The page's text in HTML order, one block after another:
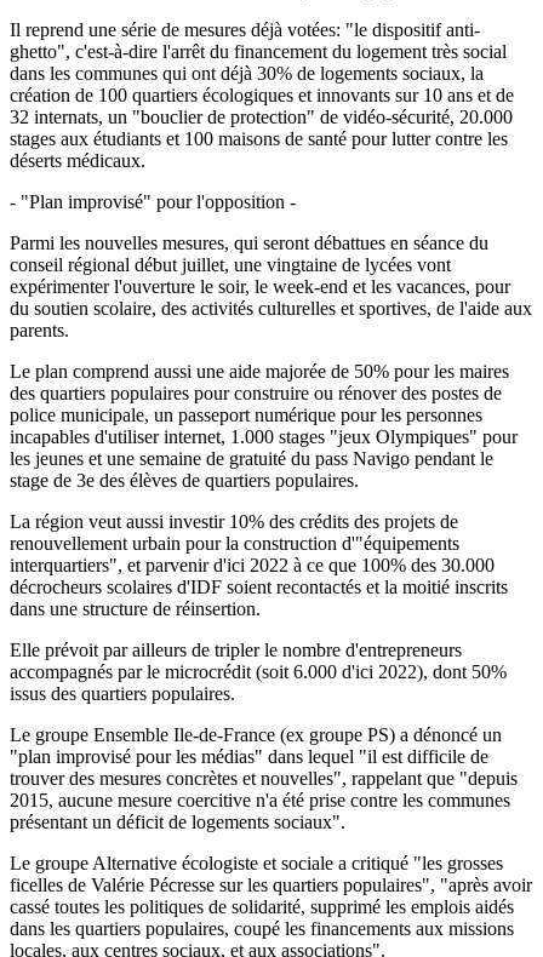
Il reprend une série de mesures déjà votées: "le dispositif anti-
ghetto", c'est-à-dire l'arrêt du financement du logement très social
dans les communes qui ont déjà 30% de logements sociaux, la
création de 100 quartiers écologiques et innovants sur 10 ans et de
32 internats, un "bouclier de protection" de vidéo-sécurité, 20.000
stages aux étudiants et 100 maisons de santé pour lutter contre les
déserts médicaux.
- "Plan improvisé" pour l'opposition -
Parmi les nouvelles mesures, qui seront débattues en séance du
conseil régional début juillet, une vingtaine de lycées vont
expérimenter l'ouverture le soir, le week-end et les vacances, pour
du soutien scolaire, des activités culturelles et sportives, de l'aide aux
parents.
Le plan comprend aussi une aide majorée de 50% pour les maires
des quartiers populaires pour construire ou rénover des postes de
police municipale, un passeport numérique pour les personnes
incapables d'utiliser internet, 1.000 stages "jeux Olympiques" pour
les jeunes et une semaine de gratuité du pass Navigo pendant le
stage de 3e des élèves de quartiers populaires.
La région veut aussi investir 10% des crédits des projets de
renouvellement urbain pour la construction d'"équipements
interquartiers", et parvenir d'ici 2022 à ce que 100% des 30.000
décrocheurs scolaires d'IDF soient recontactés et la moitié inscrits
dans une structure de réinsertion.
Elle prévoit par ailleurs de tripler le nombre d'entrepreneurs
accompagnés par le microcrédit (soit 6.000 d'ici 2022), dont 50%
issus des quartiers populaires.
Le groupe Ensemble Ile-de-France (ex groupe PS) a dénoncé un
"plan improvisé pour les médias" dans lequel "il est difficile de
trouver des mesures concrètes et nouvelles", rappelant que "depuis
2015, aucune mesure coercitive n'a été prise contre les communes
présentant un déficit de logements sociaux".
Le groupe Alternative écologiste et sociale a critiqué "les grosses
ficelles de Valérie Pécresse sur les quartiers populaires", "après avoir
cassé toutes les politiques de solidarité, supprimé les emplois aidés
dans les quartiers populaires, coupé les financements aux missions
locales, aux centres sociaux, et aux associations".